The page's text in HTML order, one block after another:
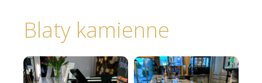
Blaty kamienne